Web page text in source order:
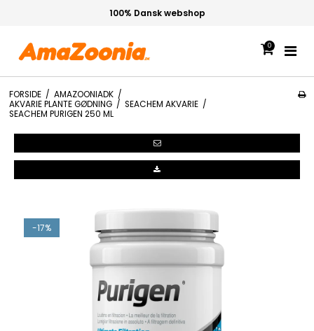
100% Dansk webshop
0
FORSIDE / AMAZOONIADK /
AKVARIE PLANTE GØDNING / SEACHEM AKVARIE /
SEACHEM PURIGEN 250 ML
-17%